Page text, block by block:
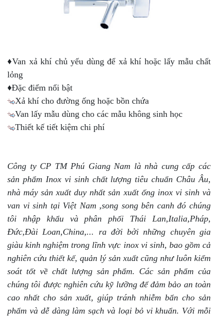
♦Van xả khí chủ yếu dùng để xả khí hoặc lấy mẫu chất
lỏng
♦Đặc điểm nổi bật
Xả khí cho đường ống hoặc bồn chứa
Van lấy mẫu dùng cho các mẫu không sinh học
Thiết kế tiết kiệm chi phí
Công ty CP TM Phú Giang Nam là nhà cung cấp các
sản phẩm Inox vi sinh chất lượng tiêu chuẩn Châu Âu,
nhà máy sản xuất duy nhất sản xuất ống inox vi sinh và
van vi sinh tại Việt Nam ,song song bên canh đó chúng
tôi nhập khẩu và phân phối Thái Lan,Italia,Pháp,
Đức,Đài Loan,China,... ra đời bởi những chuyên gia
giàu kinh nghiệm trong lĩnh vực inox vi sinh, bao gồm cả
nghiên cứu thiết kế, quản lý sản xuất cũng như luôn kiểm
soát tốt về chất lượng sản phẩm. Các sản phẩm của
chúng tôi được nghiên cứu kỹ lưỡng để đảm bảo an toàn
cao nhất cho sản xuất, giúp tránh nhiễm bẩn cho sản
phẩm và dễ dàng làm sạch và loại bỏ vi khuẩn. Với mỗi